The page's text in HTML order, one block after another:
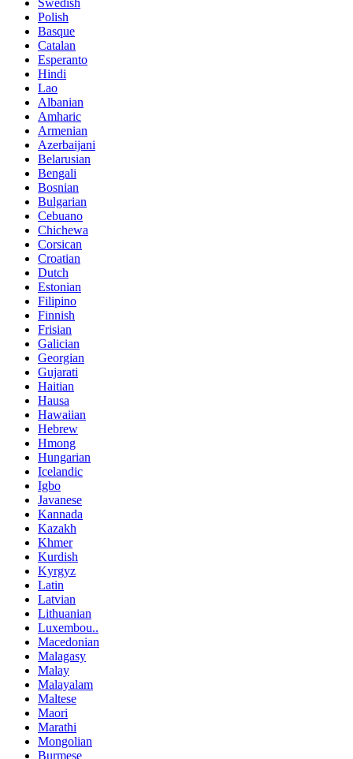
Polish
Basque
Catalan
Esperanto
Hindi
Lao
Albanian
Amharic
Armenian
Azerbaijani
Belarusian
Bengali
Bosnian
Bulgarian
Cebuano
Chichewa
Corsican
Croatian
Dutch
Estonian
Filipino
Finnish
Frisian
Galician
Georgian
Gujarati
Haitian
Hausa
Hawaiian
Hebrew
Hmong
Hungarian
Icelandic
Igbo
Javanese
Kannada
Kazakh
Khmer
Kurdish
Kyrgyz
Latin
Latvian
Lithuanian
Luxembou..
Macedonian
Malagasy
Malay
Malayalam
Maltese
Maori
Marathi
Mongolian
Burmese